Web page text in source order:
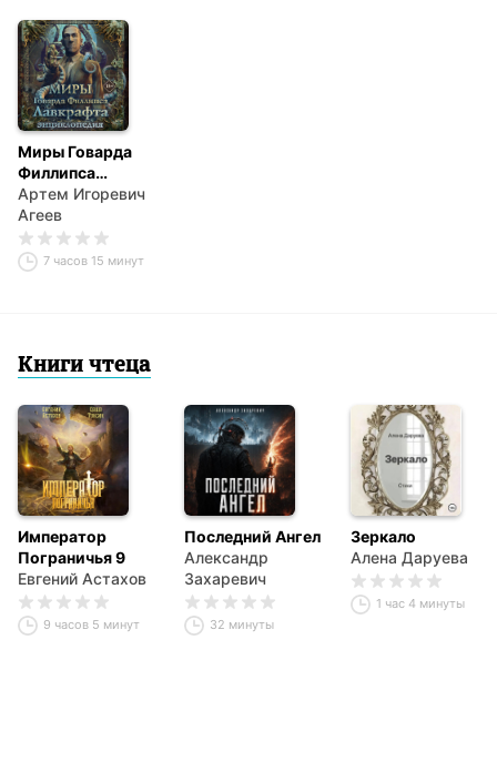
Миры Говарда
Филлипса
Лавкрафта.
Энциклопедия
Артем Игоревич
Агеев
7 часов 15 минут
Книги чтеца
Император
Пограничья 9
Евгений Астахов
9 часов 5 минут
Последний Ангел
Александр
Захаревич
32 минуты
Зеркало
Алена Даруева
1 час 4 минуты